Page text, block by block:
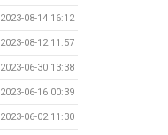
2023-08-14 16:12
2023-08-12 11:57
2023-06-30 13:38
2023-06-16 00:39
2023-06-02 11:30